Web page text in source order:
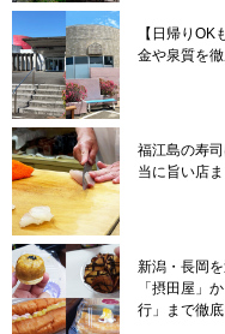
【日帰り
金や泉質を
福江島の寿
当に旨い店
新潟・長岡
「摂田屋」
行」まで徹